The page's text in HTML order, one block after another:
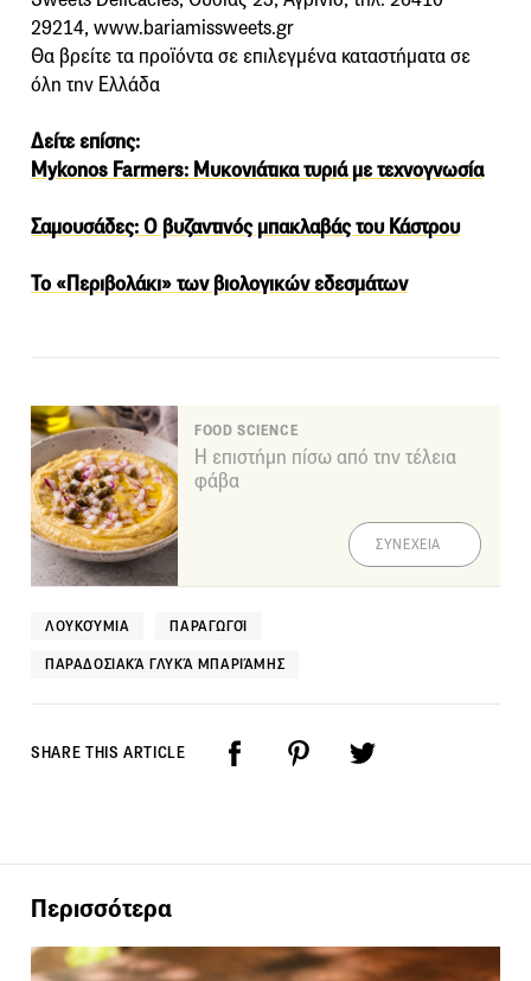
29214, www.bariamissweets.gr
Θα βρείτε τα προϊόντα σε επιλεγμένα καταστήματα σε
όλη την Ελλάδα
Δείτε επίσης:
Mykonos Farmers: Μυκονιάτικα τυριά με τεχνογνωσία
Σαμουσάδες: Ο βυζαντινός μπακλαβάς του Κάστρου
Το «Περιβολάκι» των βιολογικών εδεσμάτων
FOOD SCIENCE
Η επιστήμη πίσω από την τέλεια
φάβα
ΣΥΝΕΧΕΙΑ
ΛΟΥΚΟΎΜΙΑ ΠΑΡΑΓΩΓΟΊ
ΠΑΡΑΔΟΣΙΑΚΆ ΓΛΥΚΆ ΜΠΑΡΙΆΜΗΣ
SHARE THIS ARTICLE
Περισσότερα